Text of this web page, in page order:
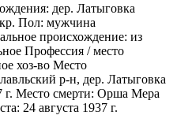
дер. Латыговка
Пол: мужчина
происхождение: из
Профессия / место
хоз-во Место
р-н, дер. Латыговка
г. Место смерти: Орша Мера
24 августа 1937 г.